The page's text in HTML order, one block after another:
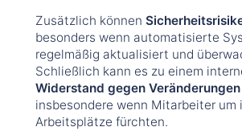
Zusätzlich können
besonders wenn automatisierte
regelmäßig aktualisiert und
Schließlich kann es zu einem
Widerstand gegen Veränderungen
insbesondere wenn Mitarbeiter um
Arbeitsplätze fürchten.